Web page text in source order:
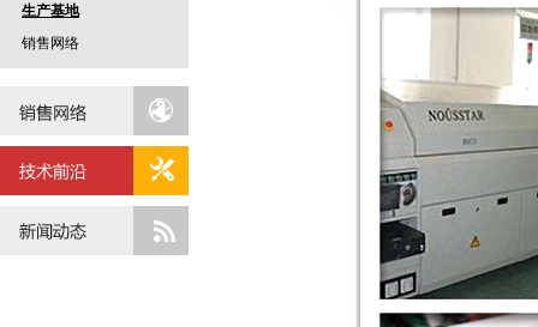
生产基地
销售网络